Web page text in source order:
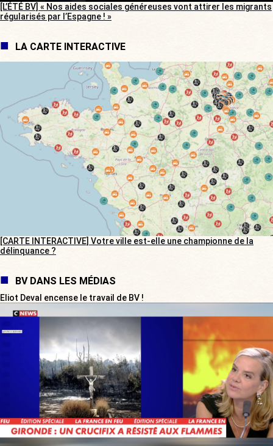
[L’ÉTÉ BV] « Nos aides sociales généreuses vont attirer les migrants
régularisés par l’Espagne ! »
LA CARTE INTERACTIVE
[CARTE INTERACTIVE] Votre ville est-elle une championne de la
délinquance ?
BV DANS LES MÉDIAS
Eliot Deval encense le travail de BV !